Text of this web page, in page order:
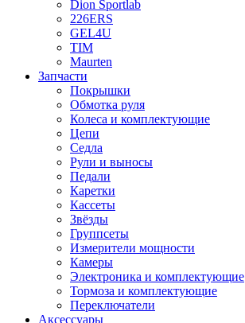
Dion Sportlab
226ERS
GEL4U
TIM
Maurten
Запчасти
Покрышки
Обмотка руля
Колеса и комплектующие
Цепи
Седла
Рули и выносы
Педали
Каретки
Кассеты
Звёзды
Группсеты
Измерители мощности
Камеры
Электроника и комплектующие
Тормоза и комплектующие
Переключатели
Аксессуары